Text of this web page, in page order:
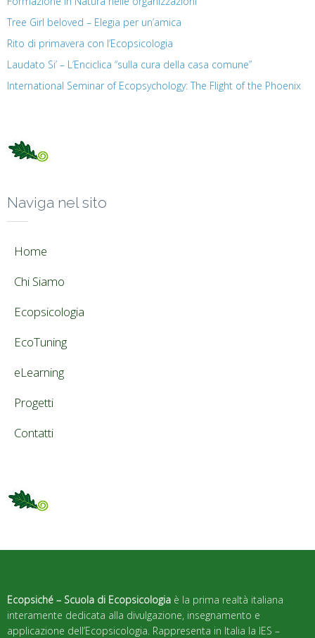
Tree Girl beloved – Elegia per un’amica
Rito di primavera con l’Ecopsicologia
Laudato Si’ – L’Enciclica “sulla cura della casa comune”
International Seminar of Ecopsychology: The Flight of the Phoenix
Naviga nel sito
Home
Chi Siamo
Ecopsicologia
EcoTuning
eLearning
Progetti
Contatti
Ecopsiché – Scuola di Ecopsicologia è la prima realtà italiana
interamente dedicata alla divulgazione, insegnamento e
applicazione dell’Ecopsicologia. Rappresenta in Italia la IES –